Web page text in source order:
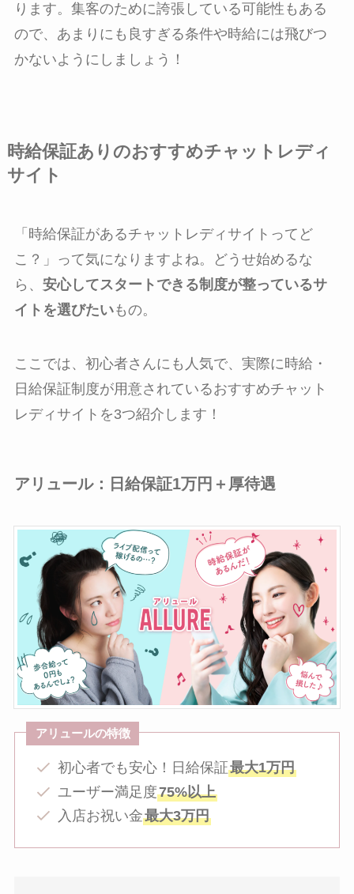
ります。集客のために誇張している可能性もある
ので、あまりにも良すぎる条件や時給には飛びつ
かないようにしましょう！
時給保証ありのおすすめチャットレディ
サイト
「時給保証があるチャットレディサイトってど
こ？」って気になりますよね。どうせ始めるな
ら、 安心してスタートできる制度が整っているサ
イトを選びたいもの。
ここでは、初心者さんにも人気で、実際に時給・
日給保証制度が用意されているおすすめチャット
レディサイトを3つ紹介します！
アリュール：日給保証1万円＋厚待遇
アリュールの特徴
初心者でも安心！日給保証最大1万円
ユーザー満足度75%以上
入店お祝い金最大3万円